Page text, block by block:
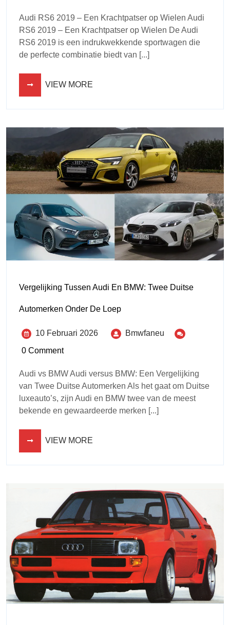
Audi RS6 2019 – Een Krachtpatser op Wielen Audi
RS6 2019 – Een Krachtpatser op Wielen De Audi
RS6 2019 is een indrukwekkende sportwagen die
de perfecte combinatie biedt van [...]
VIEW MORE
Vergelijking Tussen Audi En BMW: Twee Duitse
Automerken Onder De Loep
10 Februari 2026
Bmwfaneu
0 Comment
Audi vs BMW Audi versus BMW: Een Vergelijking
van Twee Duitse Automerken Als het gaat om Duitse
luxeauto’s, zijn Audi en BMW twee van de meest
bekende en gewaardeerde merken [...]
VIEW MORE